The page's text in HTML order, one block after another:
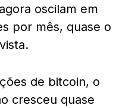
oscilam em
por mês, quase o
de bitcoin, o
cresceu quase